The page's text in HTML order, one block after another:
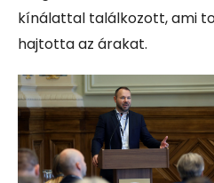
kínálattal találkozott, ami
hajtotta az árakat.